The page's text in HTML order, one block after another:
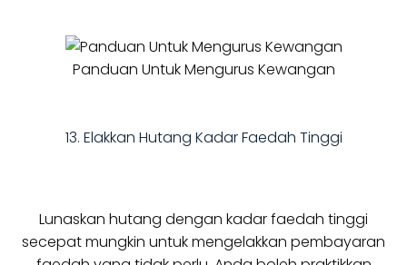
Panduan Untuk Mengurus Kewangan
13. Elakkan Hutang Kadar Faedah Tinggi
Lunaskan hutang dengan kadar faedah tinggi
secepat mungkin untuk mengelakkan pembayaran